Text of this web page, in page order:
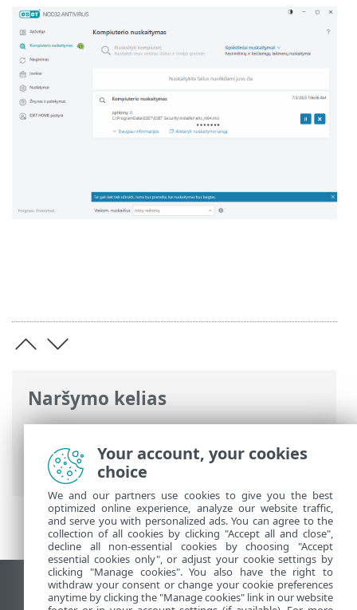
Naršymo kelias
ESET interneto žinynas>ESET NOD32
Antivirus
>Diegimas> Pirmas
nuskaitymas po diegimo
Rodyti darbalaukio tinklavietę
Your account, your cookies
choice
We and our partners use cookies to give you the best
optimized online experience, analyze our website traffic,
and serve you with personalized ads. You can agree to the
collection of all cookies by clicking "Accept all and close",
decline all non-essential cookies by choosing "Accept
essential cookies only", or adjust your cookie settings by
clicking "Manage cookies". You also have the right to
withdraw your consent or change your cookie preferences
anytime by clicking the "Manage cookies" link in our website